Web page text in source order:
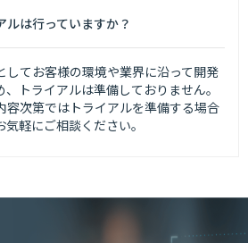
ルは行っていますか？
してお客様の環境や業界に沿って開発
トライアルは準備しておりません。
容次第ではトライアルを準備する場合
軽にご相談ください。